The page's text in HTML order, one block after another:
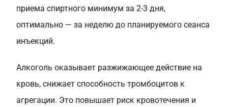
приема спиртного минимум за 2-3 дня,
оптимально — за неделю до планируемого сеанса
инъекций.
Алкоголь оказывает разжижающее действие на
кровь, снижает способность тромбоцитов к
агрегации. Это повышает риск кровотечения и